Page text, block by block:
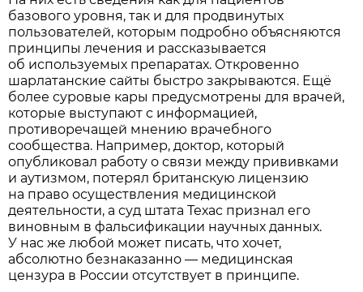
базового уровня, так и для продвинутых
пользователей, которым подробно объясняются
принципы лечения и рассказывается
об используемых препаратах. Откровенно
шарлатанские сайты быстро закрываются. Ещё
более суровые кары предусмотрены для врачей,
которые выступают с информацией,
противоречащей мнению врачебного
сообщества. Например, доктор, который
опубликовал работу о связи между прививками
и аутизмом, потерял британскую лицензию
на право осуществления медицинской
деятельности, а суд штата Техас признал его
виновным в фальсификации научных данных.
У нас же любой может писать, что хочет,
абсолютно безнаказанно — медицинская
цензура в России отсутствует в принципе.